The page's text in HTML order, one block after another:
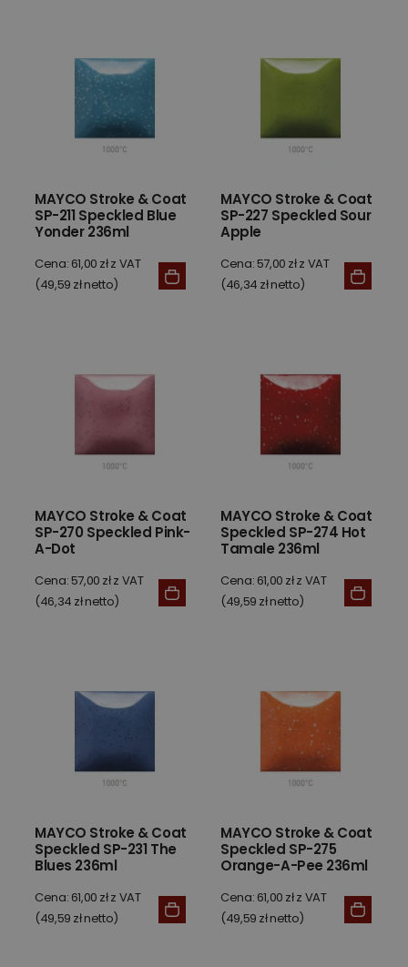
MAYCO Stroke & Coat
SP-211 Speckled Blue
Yonder 236ml
Cena: 61,00 zł z VAT
(49,59 zł netto)
MAYCO Stroke & Coat
SP-227 Speckled Sour
Apple
Cena: 57,00 zł z VAT
(46,34 zł netto)
MAYCO Stroke & Coat
SP-270 Speckled Pink-
A-Dot
Cena: 57,00 zł z VAT
(46,34 zł netto)
MAYCO Stroke & Coat
Speckled SP-274 Hot
Tamale 236ml
Cena: 61,00 zł z VAT
(49,59 zł netto)
MAYCO Stroke & Coat
Speckled SP-231 The
Blues 236ml
Cena: 61,00 zł z VAT
(49,59 zł netto)
MAYCO Stroke & Coat
Speckled SP-275
Orange-A-Pee 236ml
Cena: 61,00 zł z VAT
(49,59 zł netto)